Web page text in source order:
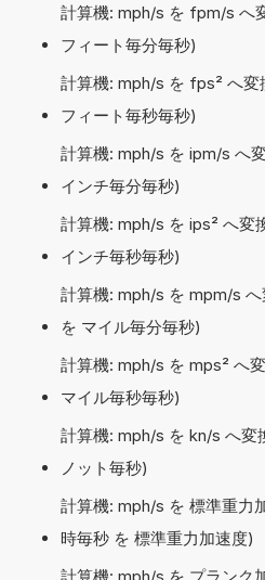
計算機: mph/s を fpm/s へ
フィート毎分毎秒)
計算機: mph/s を fps² へ
フィート毎秒毎秒)
計算機: mph/s を ipm/s へ
インチ毎分毎秒)
計算機: mph/s を ips² へ変
インチ毎秒毎秒)
計算機: mph/s を mpm/s
を マイル毎分毎秒)
計算機: mph/s を mps² へ
マイル毎秒毎秒)
計算機: mph/s を kn/s へ変
ノット毎秒)
計算機: mph/s を 標準重力
時毎秒 を 標準重力加速度)
計算機: mph/s を プランク